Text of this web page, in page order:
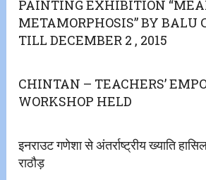
PAINTING EXHIBITION
METAMORPHOSIS” BY BALU
TILL DECEMBER 2 , 2015
CHINTAN – TEACHERS’
WORKSHOP HELD
इनराउट गणेशा से अंतर्राष्ट्रीय ख्याति
राठौड़